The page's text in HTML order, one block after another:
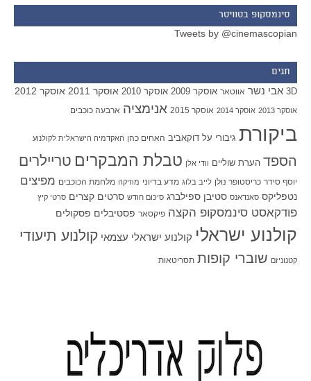
סינמסקופ בטוויטר
Tweets by @cinemascopian
תגים
3D אבי נשר אווטאר אוסקר 2009 אוסקר 2010 אוסקר 2011 אוסקר 2012
אוסקר 2013 אוסקר 2014 אוסקר 2015 אנימציה ארבעה כוכבים
ביקורת גיבורי על דוקאביב האחים כהן האקדמיה הישראלית לקולנוע
הספד הערת שוליים וודי אלן טבלת המבקרים טריילרים
יוסף סידר כריסטופר נולן לייב בלוג מדע בדיוני מוזיקה מלחמת הכוכבים מפיצים
נטפליקס סאנדאנס סטיבן ספילברג סיכום חודש סרטים קצרים סרטי קיץ
פודקאסט סינמסקופ הקצה פיקסאר פסטיבלים פסקולים
קולנוע ישראלי קולנוע ישראלי עצמאי קולנוע תיעודי
קטנוניזם שוברי קופות תסריטאות